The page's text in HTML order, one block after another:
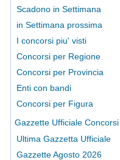
Scadono in Settimana
in Settimana prossima
I concorsi piu' visti
Concorsi per Regione
Concorsi per Provincia
Enti con bandi
Concorsi per Figura
Gazzette Ufficiale Concorsi
Ultima Gazzetta Ufficiale
Gazzette Agosto 2026